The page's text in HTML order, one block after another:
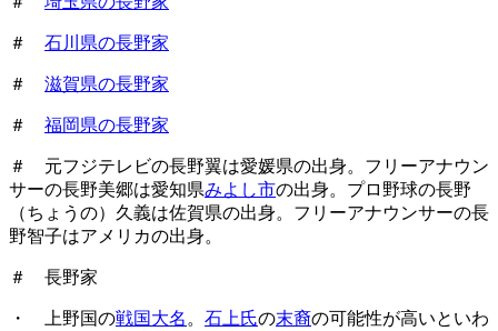
＃ 石川県の長野家
＃ 滋賀県の長野家
＃ 福岡県の長野家
＃ 元フジテレビの長野翼は愛媛県の出身。フリーアナウン
サーの長野美郷は愛知県みよし市の出身。プロ野球の長野
（ちょうの）久義は佐賀県の出身。フリーアナウンサーの長
野智子はアメリカの出身。
＃ 長野家
・ 上野国の戦国大名 。 石上氏の末裔の可能性が高いといわ